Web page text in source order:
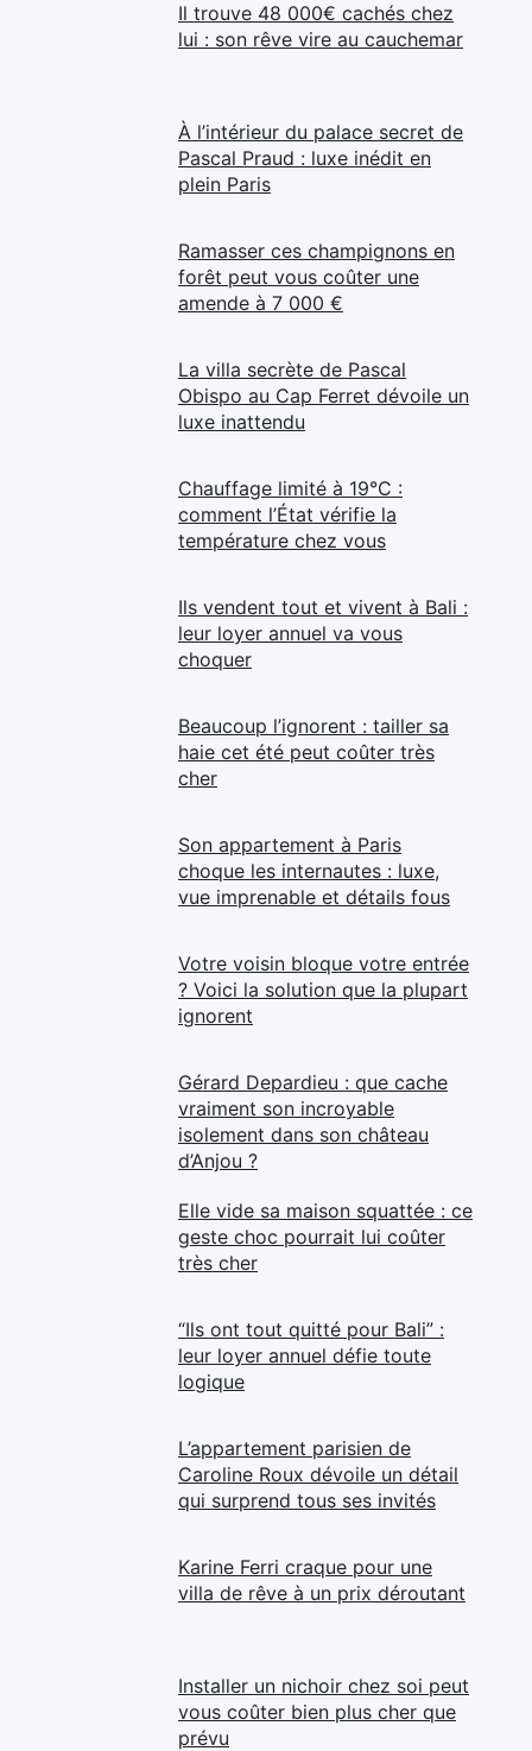
Il trouve 48 000€ cachés chez
lui : son rêve vire au cauchemar
À l’intérieur du palace secret de
Pascal Praud : luxe inédit en
plein Paris
Ramasser ces champignons en
forêt peut vous coûter une
amende à 7 000 €
La villa secrète de Pascal
Obispo au Cap Ferret dévoile un
luxe inattendu
Chauffage limité à 19°C :
comment l’État vérifie la
température chez vous
Ils vendent tout et vivent à Bali :
leur loyer annuel va vous
choquer
Beaucoup l’ignorent : tailler sa
haie cet été peut coûter très
cher
Son appartement à Paris
choque les internautes : luxe,
vue imprenable et détails fous
Votre voisin bloque votre entrée
? Voici la solution que la plupart
ignorent
Gérard Depardieu : que cache
vraiment son incroyable
isolement dans son château
d’Anjou ?
Elle vide sa maison squattée : ce
geste choc pourrait lui coûter
très cher
“Ils ont tout quitté pour Bali” :
leur loyer annuel défie toute
logique
L’appartement parisien de
Caroline Roux dévoile un détail
qui surprend tous ses invités
Karine Ferri craque pour une
villa de rêve à un prix déroutant
Installer un nichoir chez soi peut
vous coûter bien plus cher que
prévu